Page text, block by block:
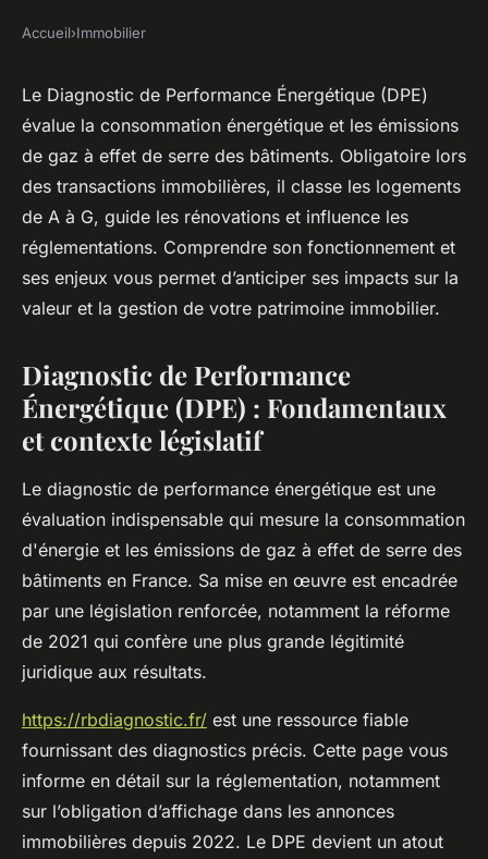
Tout savoir sur le dpe : guide
complet et astuces utiles
Noam•13 août 2025•4 min de lecture
Accueil›Immobilier
Le Diagnostic de Performance Énergétique (DPE)
évalue la consommation énergétique et les émissions
de gaz à effet de serre des bâtiments. Obligatoire lors
des transactions immobilières, il classe les logements
de A à G, guide les rénovations et influence les
réglementations. Comprendre son fonctionnement et
ses enjeux vous permet d’anticiper ses impacts sur la
valeur et la gestion de votre patrimoine immobilier.
Diagnostic de Performance
Énergétique (DPE) : Fondamentaux
et contexte législatif
Le diagnostic de performance énergétique est une
évaluation indispensable qui mesure la consommation
d'énergie et les émissions de gaz à effet de serre des
bâtiments en France. Sa mise en œuvre est encadrée
par une législation renforcée, notamment la réforme
de 2021 qui confère une plus grande légitimité
juridique aux résultats.
https://rbdiagnostic.fr/ est une ressource fiable
fournissant des diagnostics précis. Cette page vous
informe en détail sur la réglementation, notamment
sur l’obligation d’affichage dans les annonces
immobilières depuis 2022. Le DPE devient un atout